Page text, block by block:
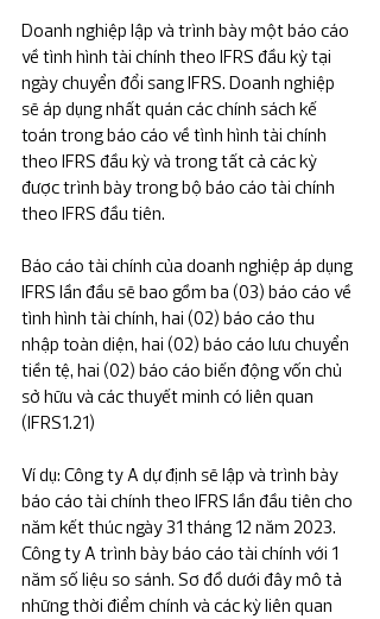
Doanh nghiệp lập và trình bày một báo cáo
về tình hình tài chính theo IFRS đầu kỳ tại
ngày chuyển đổi sang IFRS. Doanh nghiệp
sẽ áp dụng nhất quán các chính sách kế
toán trong báo cáo về tình hình tài chính
theo IFRS đầu kỳ và trong tất cả các kỳ
được trình bày trong bộ báo cáo tài chính
theo IFRS đầu tiên.
Báo cáo tài chính của doanh nghiệp áp dụng
IFRS lần đầu sẽ bao gồm ba (03) báo cáo về
tình hình tài chính, hai (02) báo cáo thu
nhập toàn diện, hai (02) báo cáo lưu chuyển
tiền tệ, hai (02) báo cáo biến động vốn chủ
sở hữu và các thuyết minh có liên quan
(IFRS1.21)
Ví dụ: Công ty A dự định sẽ lập và trình bày
báo cáo tài chính theo IFRS lần đầu tiên cho
năm kết thúc ngày 31 tháng 12 năm 2023.
Công ty A trình bày báo cáo tài chính với 1
năm số liệu so sánh. Sơ đồ dưới đây mô tả
những thời điểm chính và các kỳ liên quan